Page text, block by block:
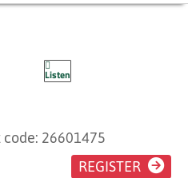
Listen
EN
code: 26601475
REGISTER